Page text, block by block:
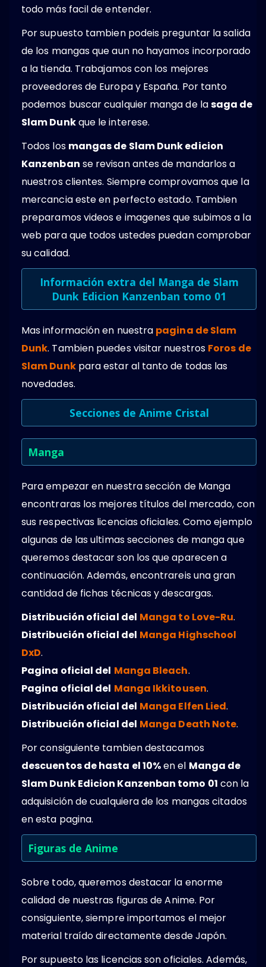
todo más facil de entender.
Por supuesto tambien podeis preguntar la salida
de los mangas que aun no hayamos incorporado
a la tienda. Trabajamos con los mejores
proveedores de Europa y España. Por tanto
podemos buscar cualquier manga de lasaga de
Slam Dunkque le interese.
Todos los mangas de Slam Dunk edicion
Kanzenban se revisan antes de mandarlos a
nuestros clientes. Siempre comprovamos que la
mercancia este en perfecto estado. Tambien
preparamos videos e imagenes que subimos a la
web para que todos ustedes puedan comprobar
su calidad.
Información extra del Manga de Slam
Dunk Edicion Kanzenban tomo 01
Mas información en nuestra pagina de Slam
Dunk. Tambien puedes visitar nuestros Foros de
Slam Dunkpara estar al tanto de todas las
novedades.
Secciones de Anime Cristal
Manga
Para empezar en nuestra sección de Manga
encontraras los mejores títulos del mercado, con
sus respectivas licencias oficiales. Como ejemplo
algunas de las ultimas secciones de manga que
queremos destacar son los que aparecen a
continuación. Además, encontrareis una gran
cantidad de fichas técnicas y descargas.
Distribución oficial del Manga to Love-Ru.
Distribución oficial del Manga Highschool
DxD.
Pagina oficial del Manga Bleach.
Pagina oficial del Manga Ikkitousen.
Distribución oficial del Manga Elfen Lied.
Distribución oficial del Manga Death Note.
Por consiguiente tambien destacamos
descuentos de hasta el 10%en el Manga de
Slam Dunk Edicion Kanzenban tomo 01 con la
adquisición de cualquiera de los mangas citados
en esta pagina.
Figuras de Anime
Sobre todo, queremos destacar la enorme
calidad de nuestras figuras de Anime. Por
consiguiente, siempre importamos el mejor
material traído directamente desde Japón.
Por supuesto las licencias son oficiales. Además,